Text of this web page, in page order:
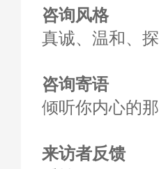
咨询风格
真诚、温和、
咨询寄语
倾听你内心的
来访者反馈